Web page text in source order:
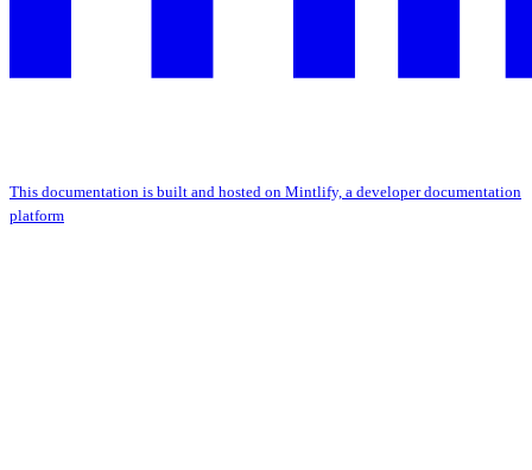
This documentation is built and hosted on Mintlify, a developer documentation
platform